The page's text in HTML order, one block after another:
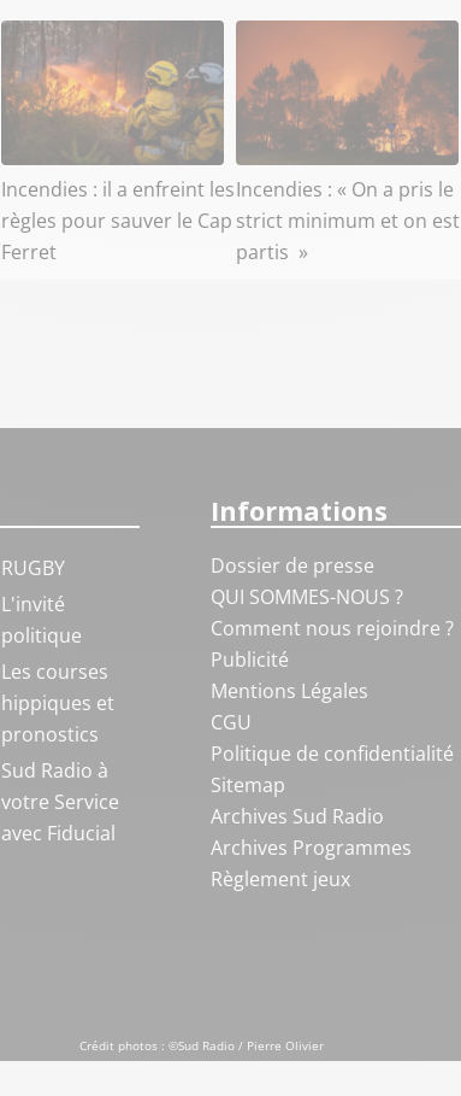
Incendies : il a enfreint les
règles pour sauver le Cap
Ferret
Incendies : « On a pris le
strict minimum et on est
partis »
RUGBY
L'invité
politique
Les courses
hippiques et
pronostics
Sud Radio à
votre Service
avec Fiducial
Informations
Dossier de presse
QUI SOMMES-NOUS ?
Comment nous rejoindre ?
Publicité
Mentions Légales
CGU
Politique de confidentialité
Sitemap
Archives Sud Radio
Archives Programmes
Règlement jeux
Crédit photos : ©Sud Radio / Pierre Olivier